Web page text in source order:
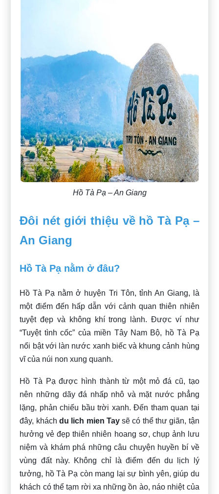
Hồ Tà Pạ – An Giang
Đôi nét giới thiệu về hồ Tà Pạ –
An Giang
Hồ Tà Pạ nằm ở đâu?
Hồ Tà Pạ nằm ở huyện Tri Tôn, tỉnh An Giang, là
một điểm đến hấp dẫn với cảnh quan thiên nhiên
tuyệt đẹp và không khí trong lành. Được ví như
“Tuyệt tình cốc” của miền Tây Nam Bộ, hồ Tà Pạ
nổi bật với làn nước xanh biếc và khung cảnh hùng
vĩ của núi non xung quanh.
Hồ Tà Pạ được hình thành từ một mỏ đá cũ, tạo
nên những dãy đá nhấp nhô và mặt nước phẳng
lặng, phản chiếu bầu trời xanh. Đến tham quan tại
đây, khách du lich mien Taysẽ có thể thư giãn, tận
hưởng vẻ đẹp thiên nhiên hoang sơ, chụp ảnh lưu
niệm và khám phá những câu chuyện huyền bí về
vùng đất này. Không chỉ là điểm đến du lịch lý
tưởng, hồ Tà Pạ còn mang lại sự bình yên, giúp du
khách có thể tạm rời xa những ồn ào, náo nhiệt của